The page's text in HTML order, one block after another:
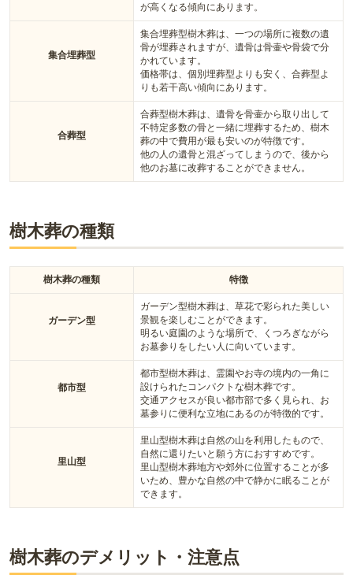
が高くなる傾向にあります。
集合埋葬型
集合埋葬型樹木葬は、一つの場所に複数の遺
骨が埋葬されますが、遺骨は骨壷や骨袋で分
かれています。
価格帯は、個別埋葬型よりも安く、合葬型よ
りも若干高い傾向にあります。
合葬型
合葬型樹木葬は、遺骨を骨壷から取り出して
不特定多数の骨と一緒に埋葬するため、樹木
葬の中で費用が最も安いのが特徴です。
他の人の遺骨と混ざってしまうので、後から
他のお墓に改葬することができません。
樹木葬の種類
樹木葬の種類 特徴
ガーデン型
ガーデン型樹木葬は、草花で彩られた美しい
景観を楽しむことができます。
明るい庭園のような場所で、くつろぎながら
お墓参りをしたい人に向いています。
都市型
都市型樹木葬は、霊園やお寺の境内の一角に
設けられたコンパクトな樹木葬です。
交通アクセスが良い都市部で多く見られ、お
墓参りに便利な立地にあるのが特徴的です。
里山型
里山型樹木葬は自然の山を利用したもので、
自然に還りたいと願う方におすすめです。
里山型樹木葬地方や郊外に位置することが多
いため、豊かな自然の中で静かに眠ることが
できます。
樹木葬のデメリット・注意点